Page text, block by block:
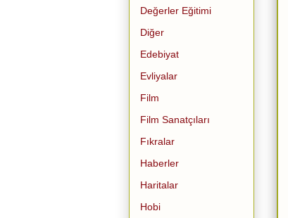
Değerler Eğitimi
Diğer
Edebiyat
Evliyalar
Film
Film Sanatçıları
Fıkralar
Haberler
Haritalar
Hobi